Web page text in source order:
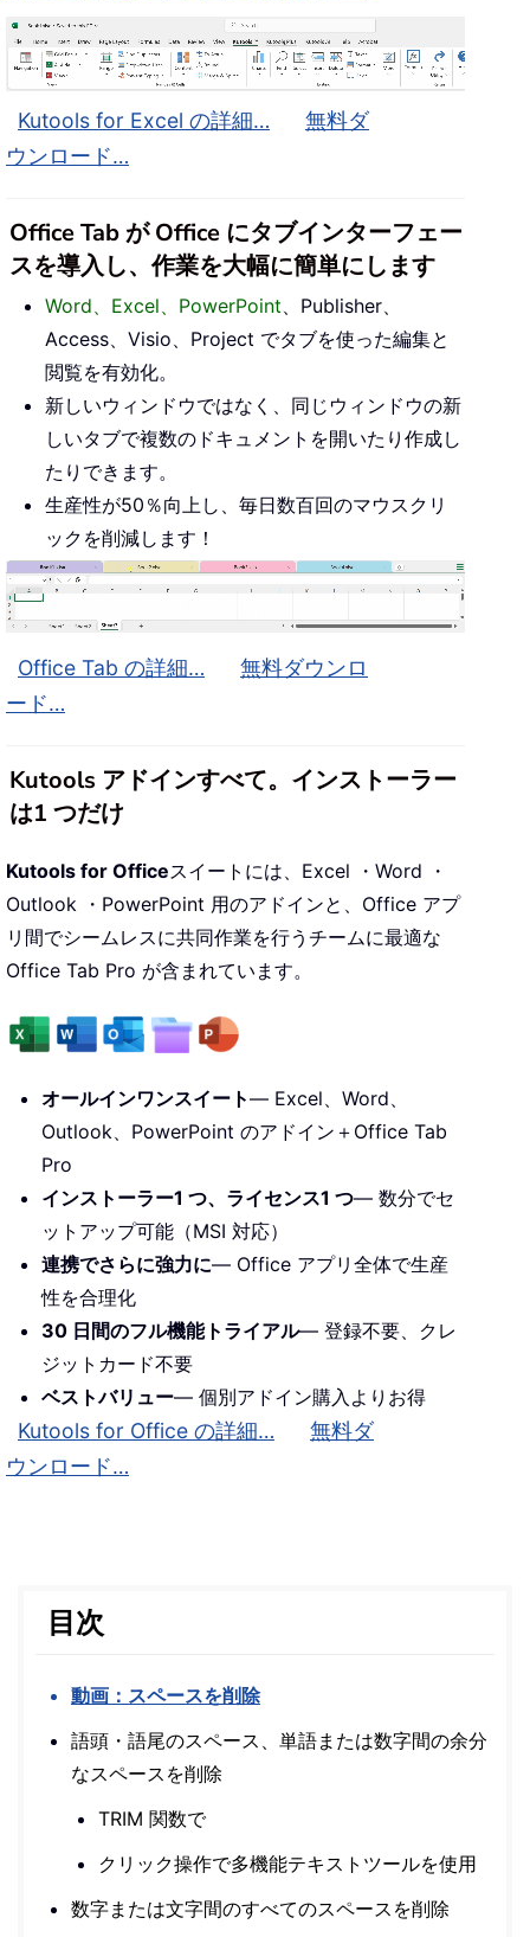
Kutools for Excel の詳細…
無料ダ
ウンロード…
Office Tab が Office にタブインターフェー
スを導入し、作業を大幅に簡単にします
Word、Excel、PowerPoint、Publisher、
Access、Visio、Project でタブを使った編集と
閲覧を有効化。
新しいウィンドウではなく、同じウィンドウの新
しいタブで複数のドキュメントを開いたり作成し
たりできます。
生産性が50％向上し、毎日数百回のマウスクリ
ックを削減します！
Office Tab の詳細…
無料ダウンロ
ード…
Kutools アドインすべて。インストーラー
は1 つだけ
Kutools for Officeスイートには、Excel ・Word ・
Outlook ・PowerPoint 用のアドインと、Office アプ
リ間でシームレスに共同作業を行うチームに最適な
Office Tab Pro が含まれています。
オールインワンスイート— Excel、Word、
Outlook、PowerPoint のアドイン＋Office Tab
Pro
インストーラー1 つ、ライセンス1 つ— 数分でセ
ットアップ可能（MSI 対応）
連携でさらに強力に— Office アプリ全体で生産
性を合理化
30 日間のフル機能トライアル— 登録不要、クレ
ジットカード不要
ベストバリュー— 個別アドイン購入よりお得
Kutools for Office の詳細…
無料ダ
ウンロード…
目次
動画：スペースを削除
語頭・語尾のスペース、単語または数字間の余分
なスペースを削除
TRIM 関数で
クリック操作で多機能テキストツールを使用
数字または文字間のすべてのスペースを削除